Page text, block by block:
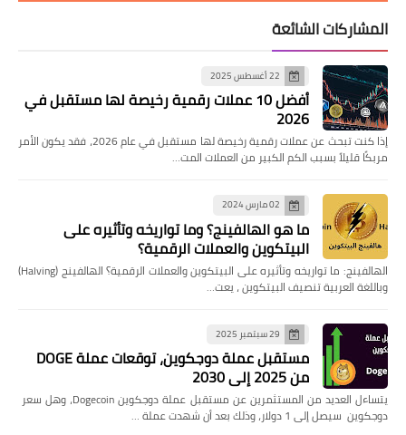
المشاركات الشائعة
22 أغسطس 2025
أفضل 10 عملات رقمية رخيصة لها مستقبل في
2026
إذا كنت تبحث عن عملات رقمية رخيصة لها مستقبل في عام 2026، فقد يكون الأمر
مربكًا قليلاً بسبب الكم الكبير من العملات المت…
02 مارس 2024
ما هو الهالفينج؟ وما تواريخه وتأثيره على
البيتكوين والعملات الرقمية؟
الهالفينج: ما تواريخه وتأثيره على البيتكوين والعملات الرقمية؟ الهالفينج (Halving)
وباللغة العربية تنصيف البيتكوين ، يعت…
29 سبتمبر 2025
مستقبل عملة دوجكوين، توقعات عملة DOGE
من 2025 إلى 2030
يتساءل العديد من المستثمرين عن مستقبل عملة دوجكوين Dogecoin، وهل سعر
دوجكوين سيصل إلى 1 دولار، وذلك بعد أن شهدت عملة …